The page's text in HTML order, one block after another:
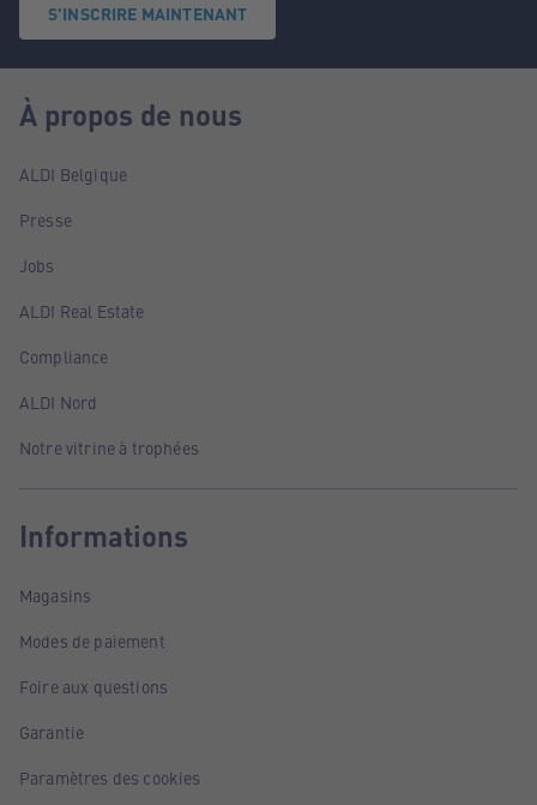
S'INSCRIRE MAINTENANT
À propos de nous
ALDI Belgique
Presse
Jobs
ALDI Real Estate
Compliance
ALDI Nord
Notre vitrine à trophées
Informations
Magasins
Modes de paiement
Foire aux questions
Garantie
Paramètres des cookies